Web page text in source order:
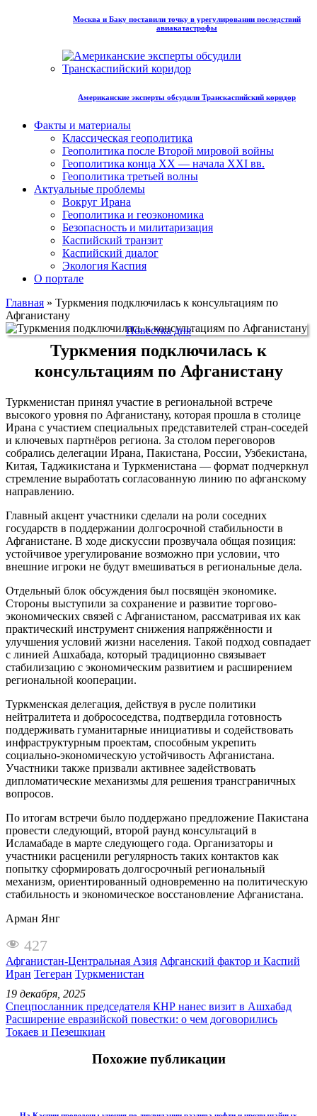
Москва и Баку поставили точку в урегулировании последствий
авиакатастрофы
Американские эксперты обсудили Транскаспийский коридор
Факты и материалы
Классическая геополитика
Геополитика после Второй мировой войны
Геополитика конца XX — начала XXI вв.
Геополитика третьей волны
Актуальные проблемы
Вокруг Ирана
Геополитика и геоэкономика
Безопасность и милитаризация
Каспийский транзит
Каспийский диалог
Экология Каспия
О портале
Главная » Туркмения подключилась к консультациям по
Афганистану
Повестка дня
Туркмения подключилась к
консультациям по Афганистану
Туркменистан принял участие в региональной встрече
высокого уровня по Афганистану, которая прошла в столице
Ирана с участием специальных представителей стран-соседей
и ключевых партнёров региона. За столом переговоров
собрались делегации Ирана, Пакистана, России, Узбекистана,
Китая, Таджикистана и Туркменистана — формат подчеркнул
стремление выработать согласованную линию по афганскому
направлению.
Главный акцент участники сделали на роли соседних
государств в поддержании долгосрочной стабильности в
Афганистане. В ходе дискуссии прозвучала общая позиция:
устойчивое урегулирование возможно при условии, что
внешние игроки не будут вмешиваться в региональные дела.
Отдельный блок обсуждения был посвящён экономике.
Стороны выступили за сохранение и развитие торгово-
экономических связей с Афганистаном, рассматривая их как
практический инструмент снижения напряжённости и
улучшения условий жизни населения. Такой подход совпадает
с линией Ашхабада, который традиционно связывает
стабилизацию с экономическим развитием и расширением
региональной кооперации.
Туркменская делегация, действуя в русле политики
нейтралитета и добрососедства, подтвердила готовность
поддерживать гуманитарные инициативы и содействовать
инфраструктурным проектам, способным укрепить
социально-экономическую устойчивость Афганистана.
Участники также призвали активнее задействовать
дипломатические механизмы для решения трансграничных
вопросов.
По итогам встречи было поддержано предложение Пакистана
провести следующий, второй раунд консультаций в
Исламабаде в марте следующего года. Организаторы и
участники расценили регулярность таких контактов как
попытку сформировать долгосрочный региональный
механизм, ориентированный одновременно на политическую
стабильность и экономическое восстановление Афганистана.
Арман Янг
427
Афганистан-Центральная Азия Афганский фактор и Каспий
Иран Тегеран Туркменистан
19 декабря, 2025
Спецпосланник председателя КНР нанес визит в Ашхабад
Расширение евразийской повестки: о чем договорились
Токаев и Пезешкиан
Похожие публикации